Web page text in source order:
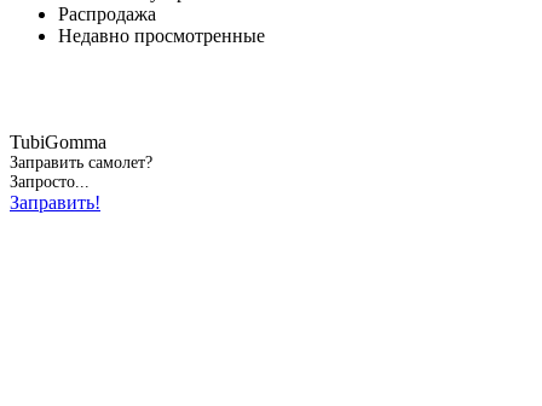
Распродажа
Недавно просмотренные
TubiGomma
Заправить самолет?
Запросто...
Заправить!